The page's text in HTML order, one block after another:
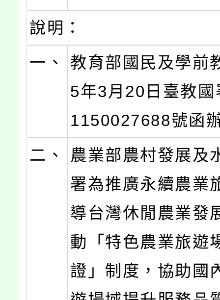
說明：
一、
教育部國民及學前
5年3月20日臺教國
1150027688號函
二、
農業部農村發展及
署為推廣永續農業
導台灣休閒農業發
動「特色農業旅遊
證」制度，協助國